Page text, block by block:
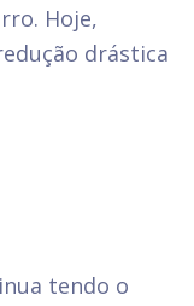
Hoje,
drástica
tendo o